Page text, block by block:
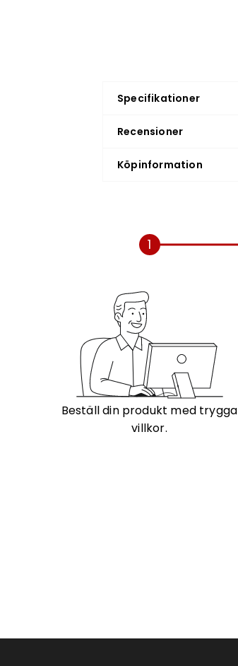
Specifikationer
Recensioner
Köpinformation
1
Beställ din produkt med trygga
villkor.